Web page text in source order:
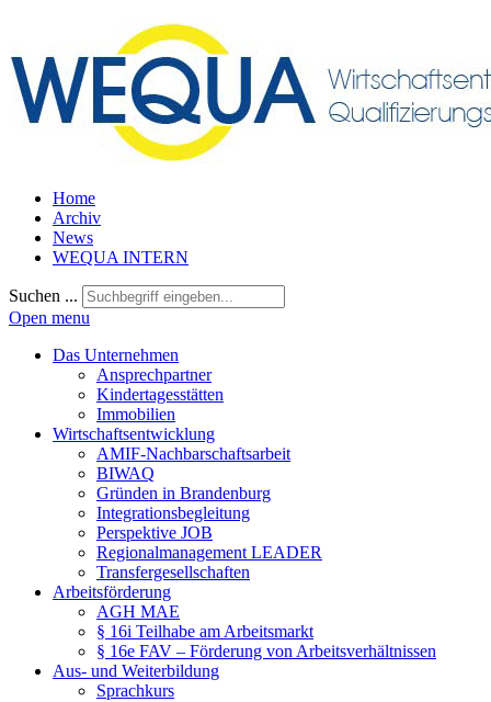
Home
Archiv
News
WEQUA INTERN
Suchen ...
Open menu
Das Unternehmen
Ansprechpartner
Kindertagesstätten
Immobilien
Wirtschaftsentwicklung
AMIF-Nachbarschaftsarbeit
BIWAQ
Gründen in Brandenburg
Integrationsbegleitung
Perspektive JOB
Regionalmanagement LEADER
Transfergesellschaften
Arbeitsförderung
AGH MAE
§ 16i Teilhabe am Arbeitsmarkt
§ 16e FAV – Förderung von Arbeitsverhältnissen
Aus- und Weiterbildung
Sprachkurs